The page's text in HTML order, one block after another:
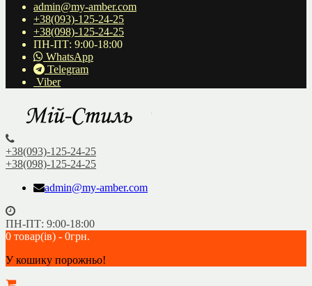
admin@my-amber.com
+38(093)-125-24-25
+38(098)-125-24-25
ПН-ПТ: 9:00-18:00
WhatsApp
Telegram
Viber
+38(093)-125-24-25
+38(098)-125-24-25
admin@my-amber.com
ПН-ПТ: 9:00-18:00
0 товар(ів) - 0грн.
У кошику порожньо!